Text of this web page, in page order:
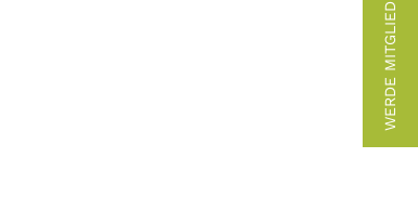
WERDE MITGLIED